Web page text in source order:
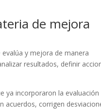
de mejora
y mejora de manera
resultados, definir
ya incorporaron la evaluación
acuerdos, corrigen